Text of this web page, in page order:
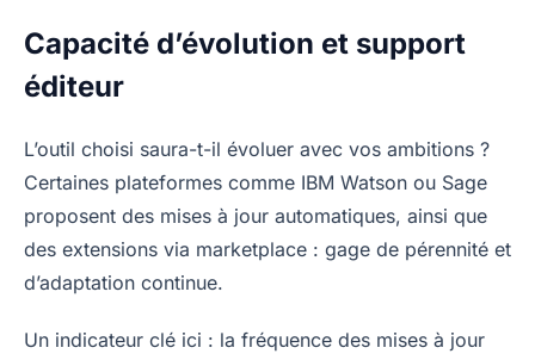
Capacité d’évolution et support
éditeur
L’outil choisi saura-t-il évoluer avec vos ambitions ?
Certaines plateformes comme IBM Watson ou Sage
proposent des mises à jour automatiques, ainsi que
des extensions via marketplace : gage de pérennité et
d’adaptation continue.
Un indicateur clé ici : la fréquence des mises à jour